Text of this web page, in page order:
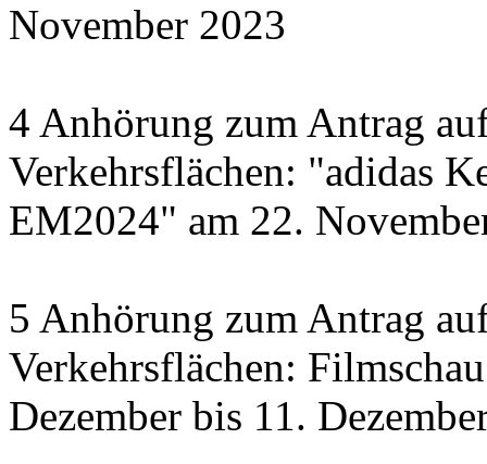
November 2023
4 Anhörung zum Antrag
Verkehrsflächen: "adidas
EM2024" am 22.
5 Anhörung zum Antrag
Verkehrsflächen:
Dezember bis 11.